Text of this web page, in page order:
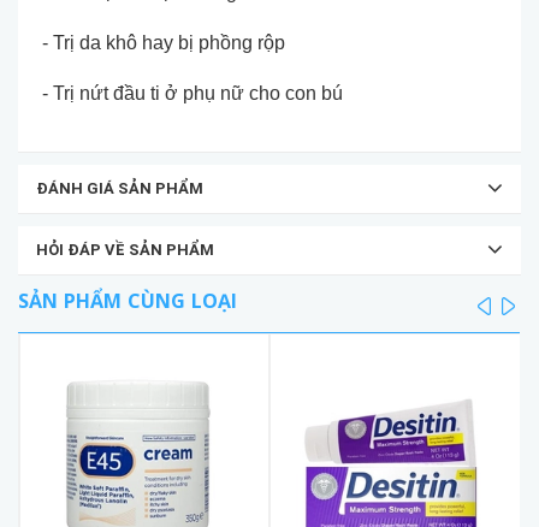
- Trị da khô hay bị phồng rộp
- Trị nứt đầu ti ở phụ nữ cho con bú
ĐÁNH GIÁ SẢN PHẨM
HỎI ĐÁP VỀ SẢN PHẨM
SẢN PHẨM CÙNG LOẠI prev